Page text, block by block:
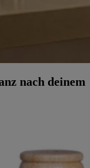
nach deinem